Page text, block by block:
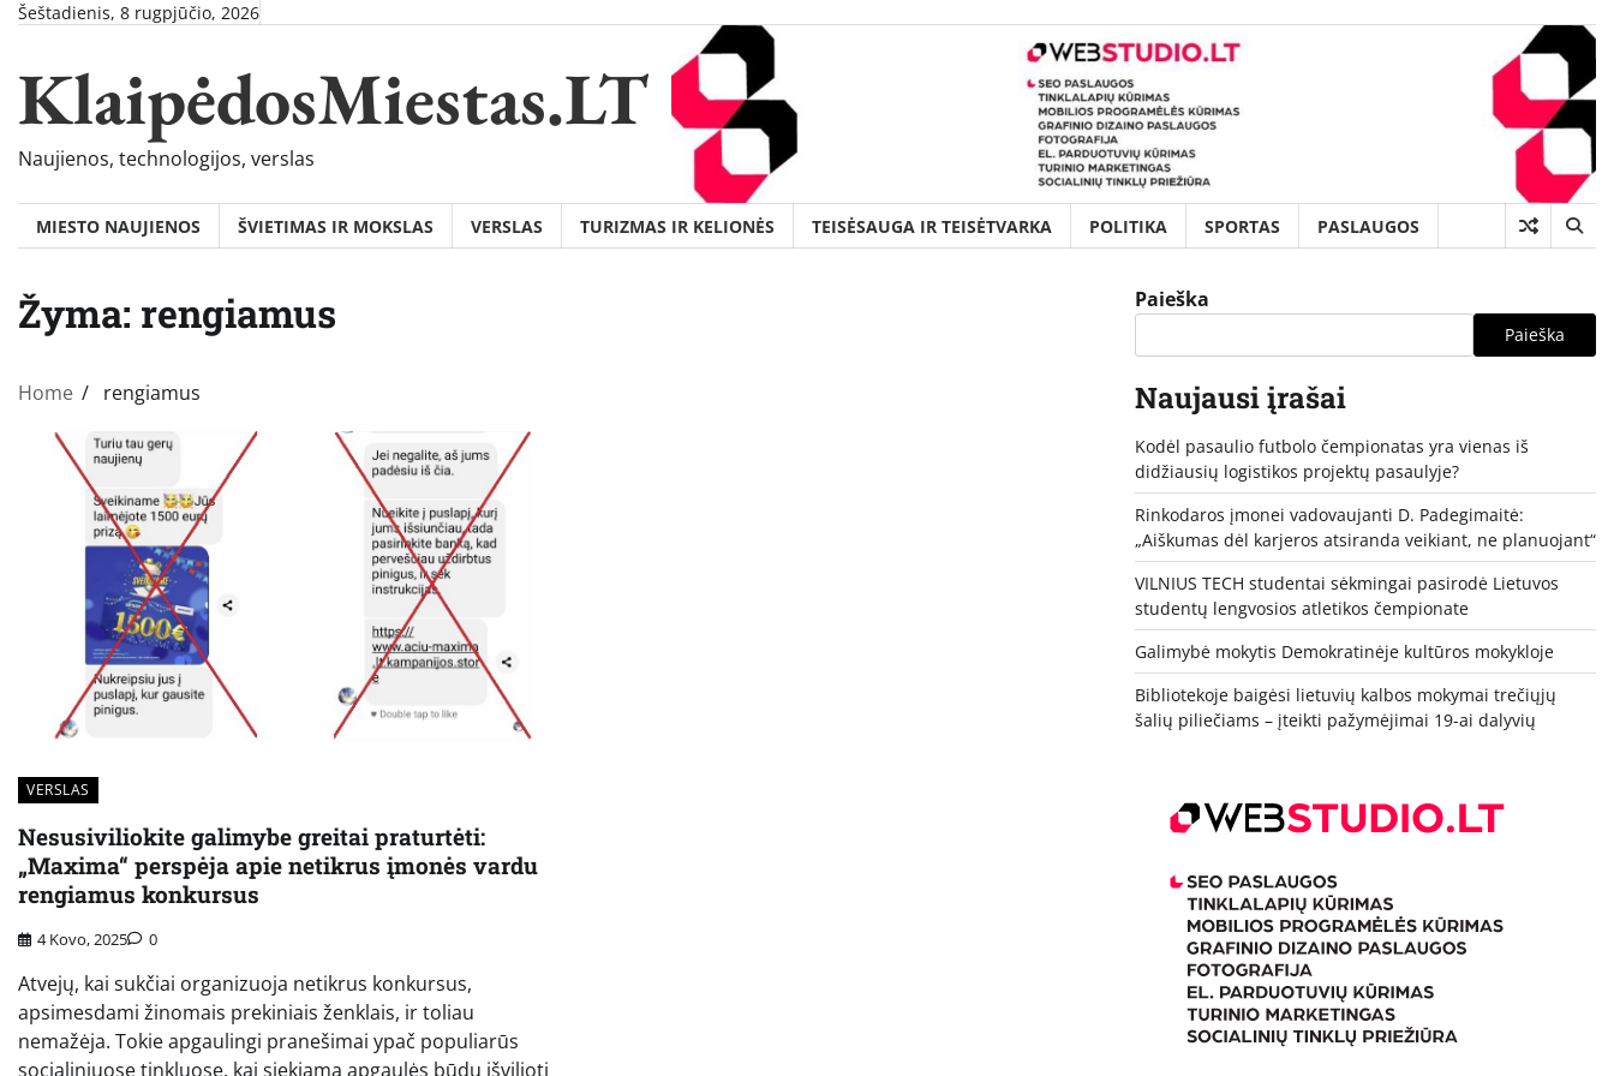
Skip
content
Šeštadienis, 8 rugpjūčio, 2026
KlaipėdosMiestas.LT
Naujienos, technologijos, verslas
MIESTO NAUJIENOS ŠVIETIMAS IR MOKSLAS VERSLAS TURIZMAS IR KELIONĖS TEISĖSAUGA IR TEISĖTVARKA POLITIKA SPORTAS PASLAUGOS
Žyma: rengiamus
Home rengiamus
VERSLAS
Nesusiviliokite galimybe greitai praturtėti:
„Maxima“ perspėja apie netikrus įmonės vardu
rengiamus konkursus
4 Kovo, 2025 0
Atvejų, kai sukčiai organizuoja netikrus konkursus,
apsimesdami žinomais prekiniais ženklais, ir toliau
nemažėja. Tokie apgaulingi pranešimai ypač populiarūs
socialiniuose tinkluose, kai siekiama apgaulės būdu išvilioti
Paieška
Paieška
Naujausi įrašai
Kodėl pasaulio futbolo čempionatas yra vienas iš
didžiausių logistikos projektų pasaulyje?
Rinkodaros įmonei vadovaujanti D. Padegimaitė:
„Aiškumas dėl karjeros atsiranda veikiant, ne planuojant“
VILNIUS TECH studentai sėkmingai pasirodė Lietuvos
studentų lengvosios atletikos čempionate
Galimybė mokytis Demokratinėje kultūros mokykloje
Bibliotekoje baigėsi lietuvių kalbos mokymai trečiųjų
šalių piliečiams – įteikti pažymėjimai 19-ai dalyvių